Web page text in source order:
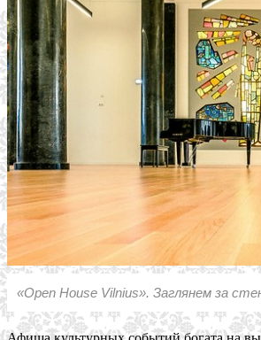
«Open House Vilnius». Заглянем за